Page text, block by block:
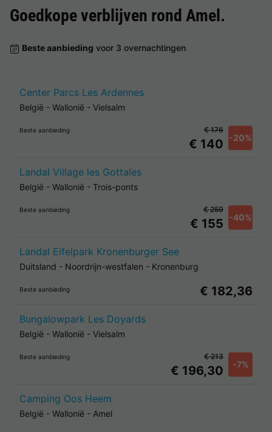
Goedkope verblijven rond Amel.
Beste aanbieding voor 3 overnachtingen
Center Parcs Les Ardennes
België - Wallonië - Vielsalm
Beste aanbieding
€ 140 -20%
€ 176
Landal Village les Gottales
België - Wallonië - Trois-ponts
Beste aanbieding
€ 155 -40%
€ 259
Landal Eifelpark Kronenburger See
Duitsland - Noordrijn-westfalen - Kronenburg
Beste aanbieding € 182,36
Bungalowpark Les Doyards
België - Wallonië - Vielsalm
Beste aanbieding
€ 196,30 -7%
€ 213
Camping Oos Heem
België - Wallonië - Amel